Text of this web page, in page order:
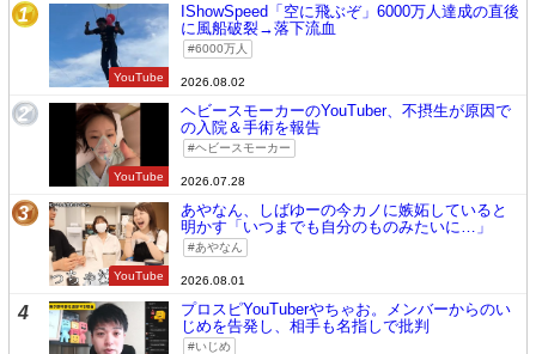
1
YouTube
IShowSpeed「空に飛ぶぞ」6000万人達成の直後
に風船破裂→落下流血
6000万人
2026.08.02
2
YouTube
ヘビースモーカーのYouTuber、不摂生が原因で
の入院＆手術を報告
ヘビースモーカー
2026.07.28
3
YouTube
あやなん、しばゆーの今カノに嫉妬していると
明かす「いつまでも自分のものみたいに…」
あやなん
2026.08.01
4
プロスピYouTuberやちゃお。メンバーからのい
じめを告発し、相手も名指しで批判
いじめ